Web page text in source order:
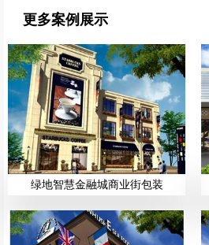
更多案例展示
绿地智慧金融城商业街包装